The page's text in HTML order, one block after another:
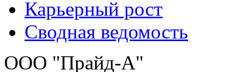
Карьерный рост
Сводная ведомость
ООО "Прайд-А"